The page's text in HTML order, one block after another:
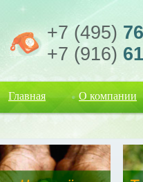
+7 (495)
+7 (916)
Главная О компании